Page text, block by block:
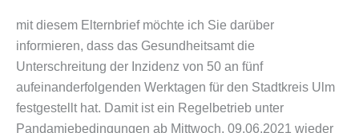
mit diesem Elternbrief möchte ich Sie darüber
informieren, dass das Gesundheitsamt die
Unterschreitung der Inzidenz von 50 an fünf
aufeinanderfolgenden Werktagen für den Stadtkreis Ulm
festgestellt hat. Damit ist ein Regelbetrieb unter
Pandamiebedingungen ab Mittwoch, 09.06.2021 wieder